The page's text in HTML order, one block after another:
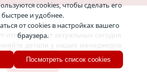
отличаться от актуальных сегодня
детали у наших менеджеров.
Хорошо
и ресторанов
двери
cookies, чтобы сделать его
быстрее и удобнее.
от cookies в настройках вашего
браузера.
Посмотреть список cookies